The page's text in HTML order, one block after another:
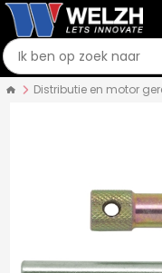
Distributie en motor